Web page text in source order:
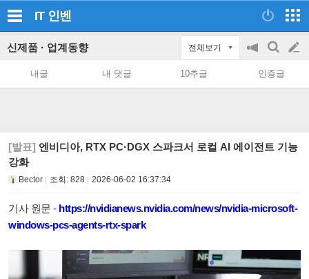
IT 인벤
신제품 · 업계동향 전체보기
공
on/off
검
색
글
쓰
내글 내 댓글 10추글 인증글
[발표] 엔비디아, RTX PC·DGX 스파크서 로컬 AI 에이전트 기능
강화
Bector 조회: 828 2026-06-02 16:37:34
기사 원문 - https://nvidianews.nvidia.com/news/nvidia-microsoft-
windows-pcs-agents-rtx-spark